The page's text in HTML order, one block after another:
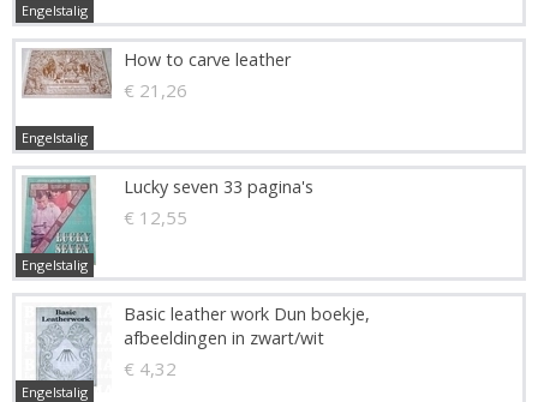
Engelstalig
How to carve leather
€ 21,26
Engelstalig
Lucky seven 33 pagina's
€ 12,55
Engelstalig
Basic leather work Dun boekje,
afbeeldingen in zwart/wit
€ 4,32
Engelstalig